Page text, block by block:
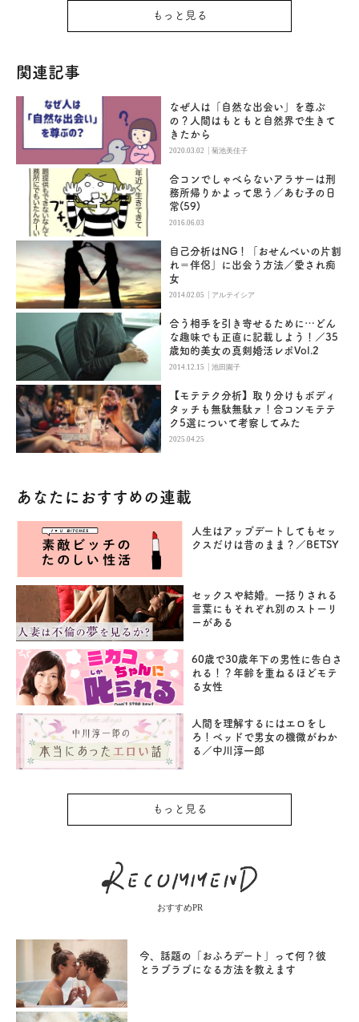
もっと見る
関連記事
なぜ人は「自然な出会い」を尊ぶ
の？人間はもともと自然界で生きて
きたから
2020.03.02 |菊池美佳子
合コンでしゃべらないアラサーは刑
務所帰りかよって思う／あむ子の日
常(59)
2016.06.03
自己分析はNG！「おせんべいの片割
れ＝伴侶」に出会う方法／愛され痴
女
2014.02.05 | アルテイシア
合う相手を引き寄せるために…どん
な趣味でも正直に記載しよう！／35
歳知的美女の真剣婚活レポVol.2
2014.12.15 |池田園子
【モテテク分析】取り分けもボディ
タッチも無駄無駄ァ！合コンモテテ
ク5選について考察してみた
2025.04.25
あなたにおすすめの連載
人生はアップデートしてもセッ
クスだけは昔のまま？／BETSY
セックスや結婚。一括りされる
言葉にもそれぞれ別のストーリ
ーがある
60歳で30歳年下の男性に告白さ
れる！？年齢を重ねるほどモテ
る女性
人間を理解するにはエロをし
ろ！ベッドで男女の機微がわか
る／中川淳一郎
もっと見る
おすすめPR
今、話題の「おふろデート」って何？彼
とラブラブになる方法を教えます